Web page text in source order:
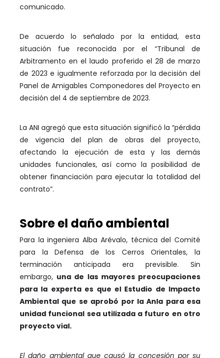
comunicado.
De acuerdo lo señalado por la entidad, esta
situación fue reconocida por el “Tribunal de
Arbitramento en el laudo proferido el 28 de marzo
de 2023 e igualmente reforzada por la decisión del
Panel de Amigables Componedores del Proyecto en
decisión del 4 de septiembre de 2023.
La ANI agregó que esta situación significó la “pérdida
de vigencia del plan de obras del proyecto,
afectando la ejecución de esta y las demás
unidades funcionales, así como la posibilidad de
obtener financiación para ejecutar la totalidad del
contrato”.
Sobre el daño ambiental
Para la ingeniera Alba Arévalo, técnica del Comité
para la Defensa de los Cerros Orientales, la
terminación anticipada era previsible. Sin
embargo, una de las mayores preocupaciones
para la experta es que el Estudio de Impacto
Ambiental que se aprobó por la Anla para esa
unidad funcional sea utilizada a futuro en otro
proyecto vial.
El daño ambiental que causó la concesión por su